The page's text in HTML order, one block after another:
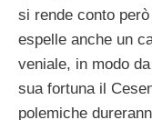
si rende conto
espelle anche un
veniale, in modo
sua fortuna il
polemiche